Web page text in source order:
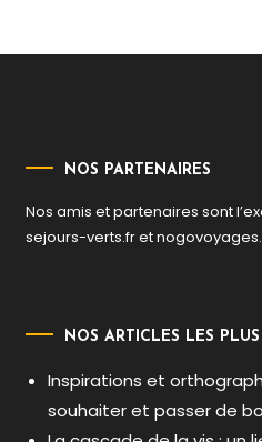
NOS PARTENAIRES
Nos amis et partenaires sont
sejours-verts.fret
NOS ARTICLES LES
Inspirations et
souhaiter et passer de